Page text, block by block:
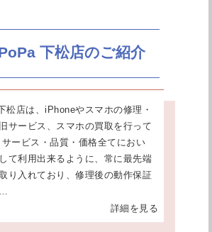
下松店のご紹介
松店は、iPhoneやスマホの修理・
サービス、スマホの買取を行って
ービス・品質・価格全てにおい
て利用出来るように、常に最先端
り入れており、修理後の動作保証
詳細を見る